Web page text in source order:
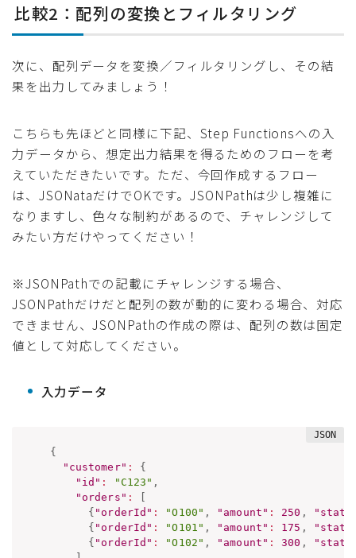
比較2：配列の変換とフィルタリング
次に、配列データを変換／フィルタリングし、その結
果を出力してみましょう！
こちらも先ほどと同様に下記、Step Functionsへの入
力データから、想定出力結果を得るためのフローを考
えていただきたいです。ただ、今回作成するフロー
は、JSONataだけでOKです。JSONPathは少し複雑に
なりますし、色々な制約があるので、チャレンジして
みたい方だけやってください！
※JSONPathでの記載にチャレンジする場合、
JSONPathだけだと配列の数が動的に変わる場合、対応
できません、JSONPathの作成の際は、配列の数は固定
値として対応してください。
入力データ
{
"customer" :
{
"id" : "C123" ,
"orders" :
{ "orderId" : "O100" , "amount" : 250 ,
{ "orderId" : "O101" , "amount" : 175 ,
{ "orderId" : "O102" , "amount" : 300 ,